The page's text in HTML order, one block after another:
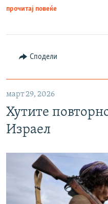
прочитај повеќе
Сподели
март 29, 2026
Хутите
Израел